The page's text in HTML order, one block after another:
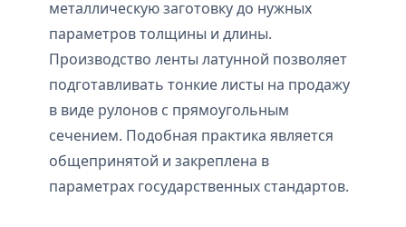
металлическую заготовку до нужных
параметров толщины и длины.
Производство ленты латунной позволяет
подготавливать тонкие листы на продажу
в виде рулонов с прямоугольным
сечением. Подобная практика является
общепринятой и закреплена в
параметрах государственных стандартов.